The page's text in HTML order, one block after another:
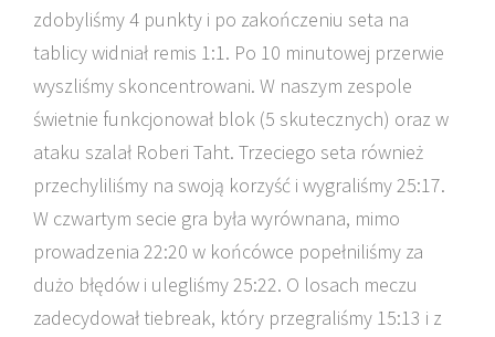
zdobyliśmy 4 punkty i po zakończeniu seta na
tablicy widniał remis 1:1. Po 10 minutowej przerwie
wyszliśmy skoncentrowani. W naszym zespole
świetnie funkcjonował blok (5 skutecznych) oraz w
ataku szalał Roberi Taht. Trzeciego seta również
przechyliliśmy na swoją korzyść i wygraliśmy 25:17.
W czwartym secie gra była wyrównana, mimo
prowadzenia 22:20 w końcówce popełniliśmy za
dużo błędów i ulegliśmy 25:22. O losach meczu
zadecydował tiebreak, który przegraliśmy 15:13 i z